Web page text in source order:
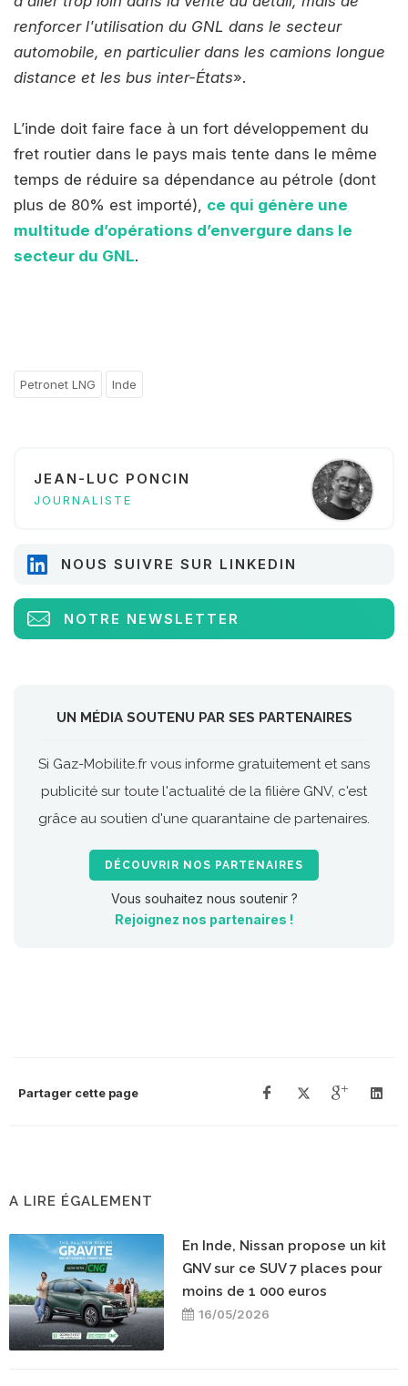
renforcer l'utilisation du GNL dans le secteur
automobile, en particulier dans les camions longue
distance et les bus inter-États».
L’inde doit faire face à un fort développement du
fret routier dans le pays mais tente dans le même
temps de réduire sa dépendance au pétrole (dont
plus de 80% est importé), ce qui génère une
multitude d’opérations d’envergure dans le
secteur du GNL.
Petronet LNG Inde
JEAN-LUC PONCIN
JOURNALISTE
NOUS SUIVRE SUR LINKEDIN
NOTRE NEWSLETTER
UN MÉDIA SOUTENU PAR SES PARTENAIRES
Si Gaz-Mobilite.fr vous informe gratuitement et sans
publicité sur toute l'actualité de la filière GNV, c'est
grâce au soutien d'une quarantaine de partenaires.
DÉCOUVRIR NOS PARTENAIRES
Vous souhaitez nous soutenir ?
Rejoignez nos partenaires !
Partager cette page
A LIRE ÉGALEMENT
En Inde, Nissan propose un kit
GNV sur ce SUV 7 places pour
moins de 1 000 euros
16/05/2026